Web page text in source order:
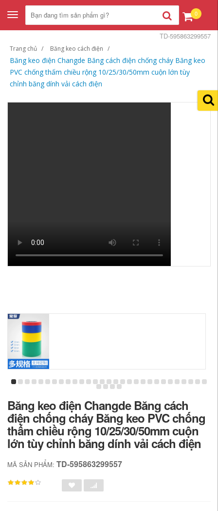
Toggle
navigation
0
Trang chủ Băng keo cách điện
Băng keo điện Changde Băng cách điện chống cháy Băng keo
PVC chống thấm chiều rộng 10/25/30/50mm cuộn lớn tùy
chỉnh băng dính vải cách điện
TD-595863299557
Băng keo điện Changde Băng cách
điện chống cháy Băng keo PVC chống
thấm chiều rộng 10/25/30/50mm cuộn
lớn tùy chỉnh băng dính vải cách điện
MÃ SẢN PHẨM: TD-595863299557